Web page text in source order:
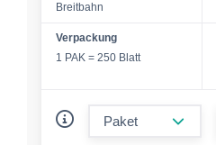
Breitbahn
Verpackung
1 PAK = 250 Blatt